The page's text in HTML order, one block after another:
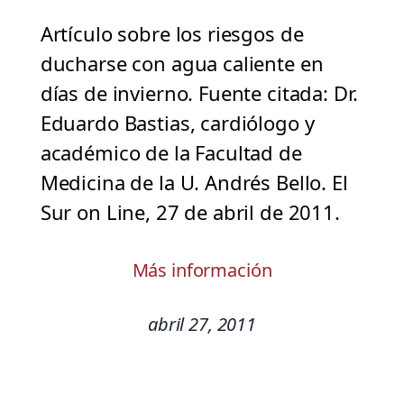
Artículo sobre los riesgos de
ducharse con agua caliente en
días de invierno. Fuente citada: Dr.
Eduardo Bastias, cardiólogo y
académico de la Facultad de
Medicina de la U. Andrés Bello. El
Sur on Line, 27 de abril de 2011.
Más información
abril 27, 2011